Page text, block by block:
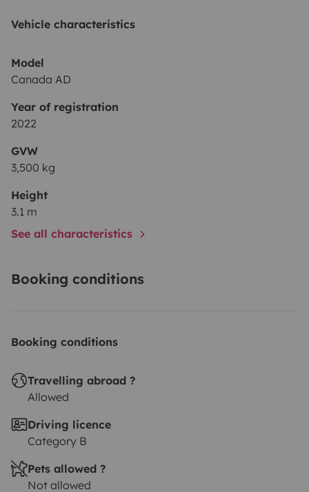
Vehicle characteristics
Model
Canada AD
Year of registration
2022
GVW
3,500 kg
Height
3.1 m
See all characteristics
Booking conditions
Booking conditions
Travelling abroad ?
Allowed
Driving licence
Category B
Pets allowed ?
Not allowed